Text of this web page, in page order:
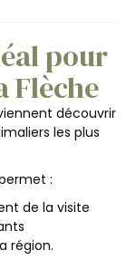
pour
Flèche
découvrir
les plus
:
de la visite
région.